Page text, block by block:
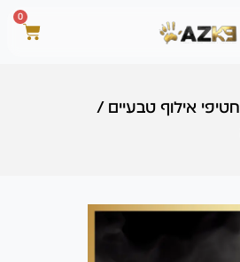
0
חטיפי אילוף טבעיים /